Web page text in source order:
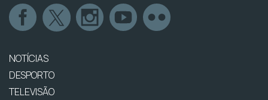
NOTÍCIAS
DESPORTO
TELEVISÃO